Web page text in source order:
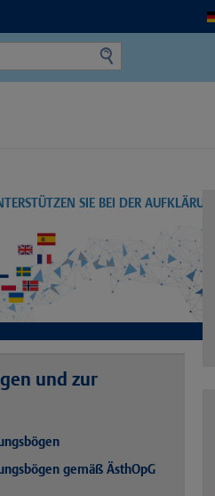
SIE BEI DER AUFKLÄRUNG
und zur
gemäß ÄsthOpG